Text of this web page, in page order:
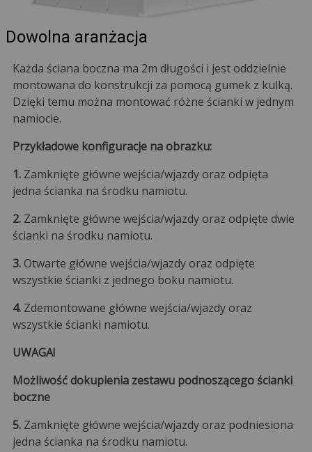
Dowolna aranżacja
Każda ściana boczna ma 2m długości i jest oddzielnie
montowana do konstrukcji za pomocą gumek z kulką.
Dzięki temu można montować różne ścianki w jednym
namiocie.
Przykładowe konfiguracje na obrazku:
1.Zamknięte główne wejścia/wjazdy oraz odpięta
jedna ścianka na środku namiotu.
2.Zamknięte główne wejścia/wjazdy oraz odpięte dwie
ścianki na środku namiotu.
3.Otwarte główne wejścia/wjazdy oraz odpięte
wszystkie ścianki z jednego boku namiotu.
4.Zdemontowane główne wejścia/wjazdy oraz
wszystkie ścianki namiotu.
UWAGA!
Możliwość dokupienia zestawu podnoszącego ścianki
boczne
5. Zamknięte główne wejścia/wjazdy oraz podniesiona
jedna ścianka na środku namiotu.